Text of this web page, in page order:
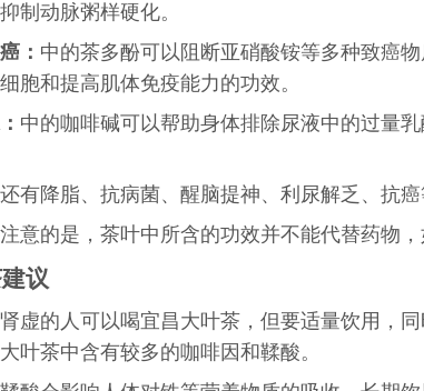
制动脉粥样硬化。
： 中的茶多酚可以阻断亚硝酸铵等多种致癌
胞和提高肌体免疫能力的功效。
中的咖啡碱可以帮助身体排除尿液中的过量
有降脂、 抗病菌、 醒脑提神、 利尿解乏 、 抗癌
意的是，茶叶中所含的功效并不能代替药物，
议
虚的人可以喝宜昌大叶茶，但要适量饮用，
叶茶中含有较多的咖啡因和鞣酸。